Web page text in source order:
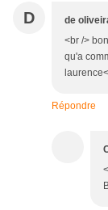
D de
<br />
qu'a
Répondre